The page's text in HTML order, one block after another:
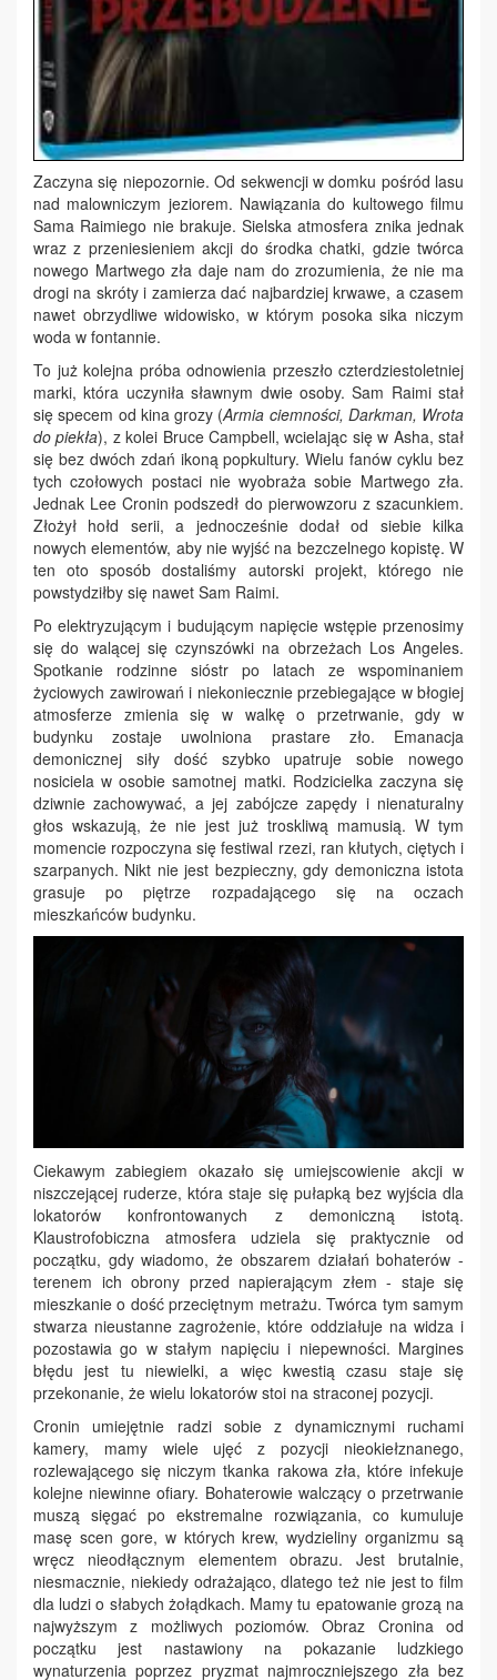
Zaczyna się niepozornie. Od sekwencji w domku pośród lasu
nad malowniczym jeziorem. Nawiązania do kultowego filmu
Sama Raimiego nie brakuje. Sielska atmosfera znika jednak
wraz z przeniesieniem akcji do środka chatki, gdzie twórca
nowego Martwego zła daje nam do zrozumienia, że nie ma
drogi na skróty i zamierza dać najbardziej krwawe, a czasem
nawet obrzydliwe widowisko, w którym posoka sika niczym
woda w fontannie.
To już kolejna próba odnowienia przeszło czterdziestoletniej
marki, która uczyniła sławnym dwie osoby. Sam Raimi stał
się specem od kina grozy (Armia ciemności, Darkman, Wrota
do piekła), z kolei Bruce Campbell, wcielając się w Asha, stał
się bez dwóch zdań ikoną popkultury. Wielu fanów cyklu bez
tych czołowych postaci nie wyobraża sobie Martwego zła.
Jednak Lee Cronin podszedł do pierwowzoru z szacunkiem.
Złożył hołd serii, a jednocześnie dodał od siebie kilka
nowych elementów, aby nie wyjść na bezczelnego kopistę. W
ten oto sposób dostaliśmy autorski projekt, którego nie
powstydziłby się nawet Sam Raimi.
Po elektryzującym i budującym napięcie wstępie przenosimy
się do walącej się czynszówki na obrzeżach Los Angeles.
Spotkanie rodzinne sióstr po latach ze wspominaniem
życiowych zawirowań i niekoniecznie przebiegające w błogiej
atmosferze zmienia się w walkę o przetrwanie, gdy w
budynku zostaje uwolniona prastare zło. Emanacja
demonicznej siły dość szybko upatruje sobie nowego
nosiciela w osobie samotnej matki. Rodzicielka zaczyna się
dziwnie zachowywać, a jej zabójcze zapędy i nienaturalny
głos wskazują, że nie jest już troskliwą mamusią. W tym
momencie rozpoczyna się festiwal rzezi, ran kłutych, ciętych i
szarpanych. Nikt nie jest bezpieczny, gdy demoniczna istota
grasuje po piętrze rozpadającego się na oczach
mieszkańców budynku.
Ciekawym zabiegiem okazało się umiejscowienie akcji w
niszczejącej ruderze, która staje się pułapką bez wyjścia dla
lokatorów konfrontowanych z demoniczną istotą.
Klaustrofobiczna atmosfera udziela się praktycznie od
początku, gdy wiadomo, że obszarem działań bohaterów -
terenem ich obrony przed napierającym złem - staje się
mieszkanie o dość przeciętnym metrażu. Twórca tym samym
stwarza nieustanne zagrożenie, które oddziałuje na widza i
pozostawia go w stałym napięciu i niepewności. Margines
błędu jest tu niewielki, a więc kwestią czasu staje się
przekonanie, że wielu lokatorów stoi na straconej pozycji.
Cronin umiejętnie radzi sobie z dynamicznymi ruchami
kamery, mamy wiele ujęć z pozycji nieokiełznanego,
rozlewającego się niczym tkanka rakowa zła, które infekuje
kolejne niewinne ofiary. Bohaterowie walczący o przetrwanie
muszą sięgać po ekstremalne rozwiązania, co kumuluje
masę scen gore, w których krew, wydzieliny organizmu są
wręcz nieodłącznym elementem obrazu. Jest brutalnie,
niesmacznie, niekiedy odrażająco, dlatego też nie jest to film
dla ludzi o słabych żołądkach. Mamy tu epatowanie grozą na
najwyższym z możliwych poziomów. Obraz Cronina od
początku jest nastawiony na pokazanie ludzkiego
wynaturzenia poprzez pryzmat najmroczniejszego zła bez